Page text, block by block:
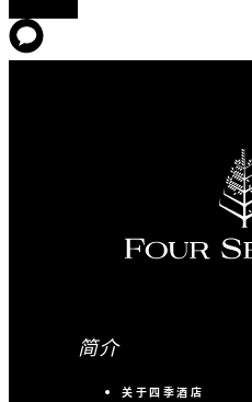
简介
关于四季酒店